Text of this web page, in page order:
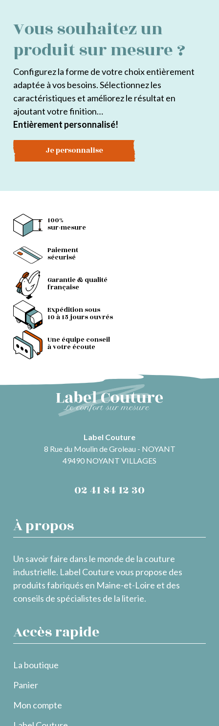
Vous souhaitez un
produit sur mesure ?
Configurez la forme de votre choix entièrement
adaptée à vos besoins. Sélectionnez les
caractéristiques et améliorez le résultat en
ajoutant votre finition…
Entièrement personnalisé!
Je personnalise
100%
sur-mesure
Paiement
sécurisé
Garantie & qualité
française
Expédition sous
10 à 15 jours ouvrés
Une équipe conseil
à votre écoute
Label Couture
8 Rue du Moulin de Groleau - NOYANT
49490 NOYANT VILLAGES
02 41 84 12 30
À propos
Un savoir faire dans le monde de la couture
industrielle. Label Couture vous propose des
produits fabriqués en Maine-et-Loire et des
conseils de spécialistes de la literie.
Accès rapide
La boutique
Panier
Mon compte